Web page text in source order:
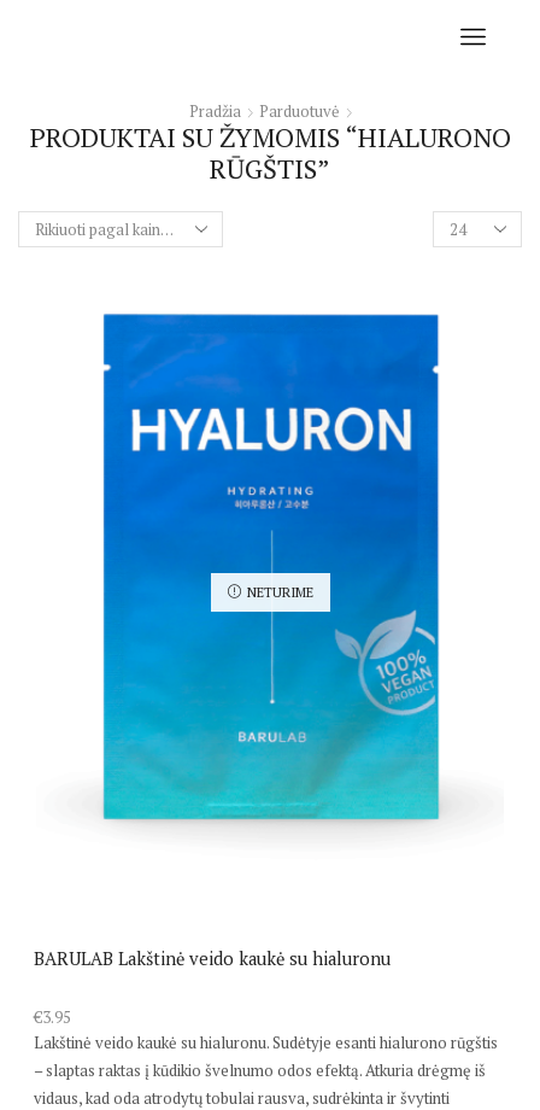
Pradžia Parduotuvė
PRODUKTAI SU ŽYMOMIS “HIALURONO
RŪGŠTIS”
NETURIME
BARULAB Lakštinė veido kaukė su hialuronu
€3.95
Lakštinė veido kaukė su hialuronu. Sudėtyje esanti hialurono rūgštis
– slaptas raktas į kūdikio švelnumo odos efektą. Atkuria drėgmę iš
vidaus, kad oda atrodytų tobulai rausva, sudrėkinta ir švytinti